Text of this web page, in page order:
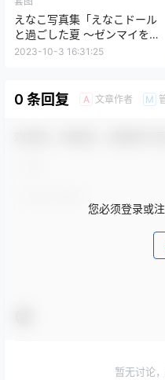
えなこ写真集「えなこドール
と過ごした夏 ～ゼンマイを巻
いて動いた心～」Enako
2023-10-3 16:31:25
0 条回复 A 文章作者 M
您必须登录或
暂无讨论